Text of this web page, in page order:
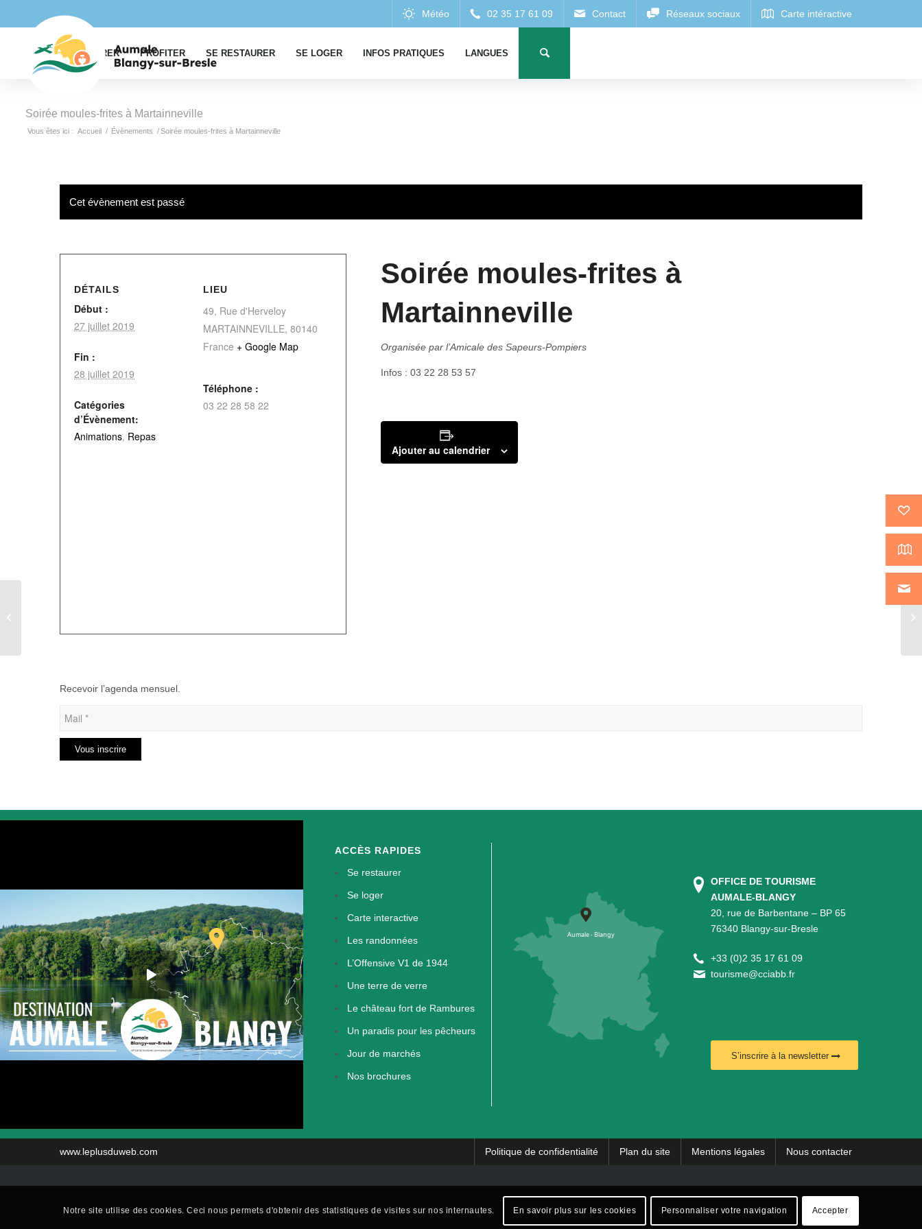
EXPLORER PROFITER SE RESTAURER SE LOGER INFOS PRATIQUES LANGUES
Soirée moules-frites à Martainneville
Vous êtes ici : Accueil / Évènements /Soirée moules-frites à Martainneville
Cet évènement est passé
Soirée moules-frites à
Martainneville
Organisée par l’Amicale des Sapeurs-Pompiers
Infos : 03 22 28 53 57
Ajouter au calendrier
DÉTAILS
Début :
27 juillet 2019
Fin :
28 juillet 2019
Catégories
d’Évènement:
Animations, Repas
LIEU
49, Rue d'Herveloy
MARTAINNEVILLE, 80140
France + Google Map
Téléphone :
03 22 28 58 22
Recevoir l’agenda mensuel.
ACCÈS RAPIDES
Se restaurer
Se loger
Carte interactive
Les randonnées
L’Offensive V1 de 1944
Une terre de verre
Le château fort de Rambures
Un paradis pour les pêcheurs
Jour de marchés
Nos brochures
OFFICE DE TOURISME
AUMALE-BLANGY
20, rue de Barbentane – BP 65
76340 Blangy-sur-Bresle
+33 (0)2 35 17 61 09
tourisme@cciabb.fr
S’inscrire à la newsletter
www.leplusduweb.com Politique de confidentialité Plan du site Mentions légales Nous contacter
Notre site utilise des cookies. Ceci nous permets d'obtenir des statistiques de visites sur nos internautes. En savoir plus sur les cookies Personnaliser votre navigation Accepter